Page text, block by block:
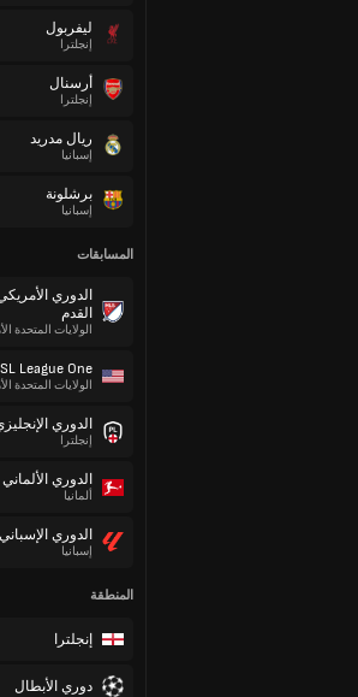
ليفربول
إنجلترا
أرسنال
إنجلترا
ريال مدريد
إسبانيا
برشلونة
إسبانيا
المسابقات
الدوري
القدم
الولايات المتحدة
League One
الولايات المتحدة
الدوري
إنجلترا
الدوري الألماني
ألمانيا
الدوري الإسباني
إسبانيا
المنطقة
إنجلترا
دوري الأبطال